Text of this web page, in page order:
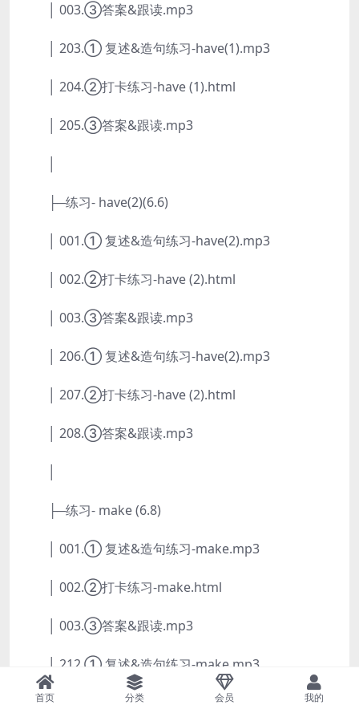
│ 003.③答案&跟读.mp3
│ 203.① 复述&造句练习-have(1).mp3
│ 204.②打卡练习-have (1).html
│ 205.③答案&跟读.mp3
├─练习- have(2)(6.6)
│ 001.① 复述&造句练习-have(2).mp3
│ 002.②打卡练习-have (2).html
│ 003.③答案&跟读.mp3
│ 206.① 复述&造句练习-have(2).mp3
│ 207.②打卡练习-have (2).html
│ 208.③答案&跟读.mp3
├─练习- make (6.8)
│ 001.① 复述&造句练习-make.mp3
│ 002.②打卡练习-make.html
│ 003.③答案&跟读.mp3
│ 212.① 复述&造句练习-make.mp3
│ 213.②打卡练习-make.html
首页 分类 会员 我的